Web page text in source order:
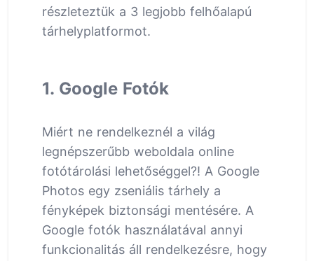
részleteztük a 3 legjobb felhőalapú
tárhelyplatformot.
1. Google Fotók
Miért ne rendelkeznél a világ
legnépszerűbb weboldala online
fotótárolási lehetőséggel?! A Google
Photos egy zseniális tárhely a
fényképek biztonsági mentésére. A
Google fotók használatával annyi
funkcionalitás áll rendelkezésre, hogy